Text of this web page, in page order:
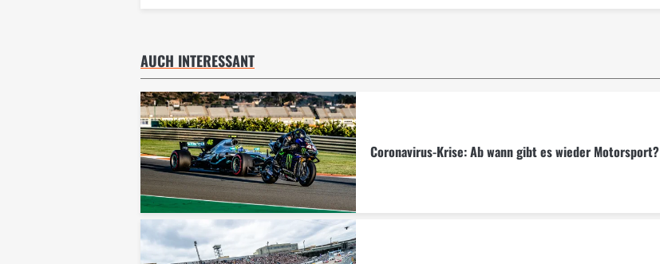
AUCH INTERESSANT
Coronavirus-Krise: Ab wann gibt es wieder Motorsport?